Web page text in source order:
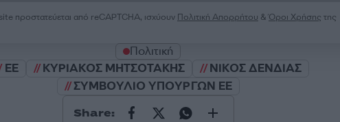
προστατεύεται από reCAPTCHA, ισχύουν Πολιτική Απορρήτου &Όροι Χρήσης της
Πολιτική
ΕΕ
ΚΥΡΙΑΚΟΣ ΜΗΤΣΟΤΑΚΗΣ
ΝΙΚΟΣ ΔΕΝΔΙΑΣ
ΣΥΜΒΟΥΛΙΟ ΥΠΟΥΡΓΩΝ ΕΕ
Share: